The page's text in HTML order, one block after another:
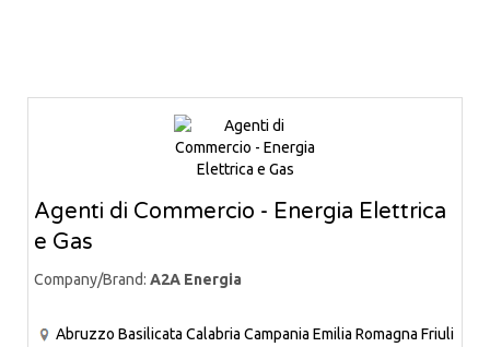
Agenti di Commercio - Energia Elettrica
e Gas
Company/Brand: A2A Energia
Abruzzo Basilicata Calabria Campania Emilia Romagna Friuli